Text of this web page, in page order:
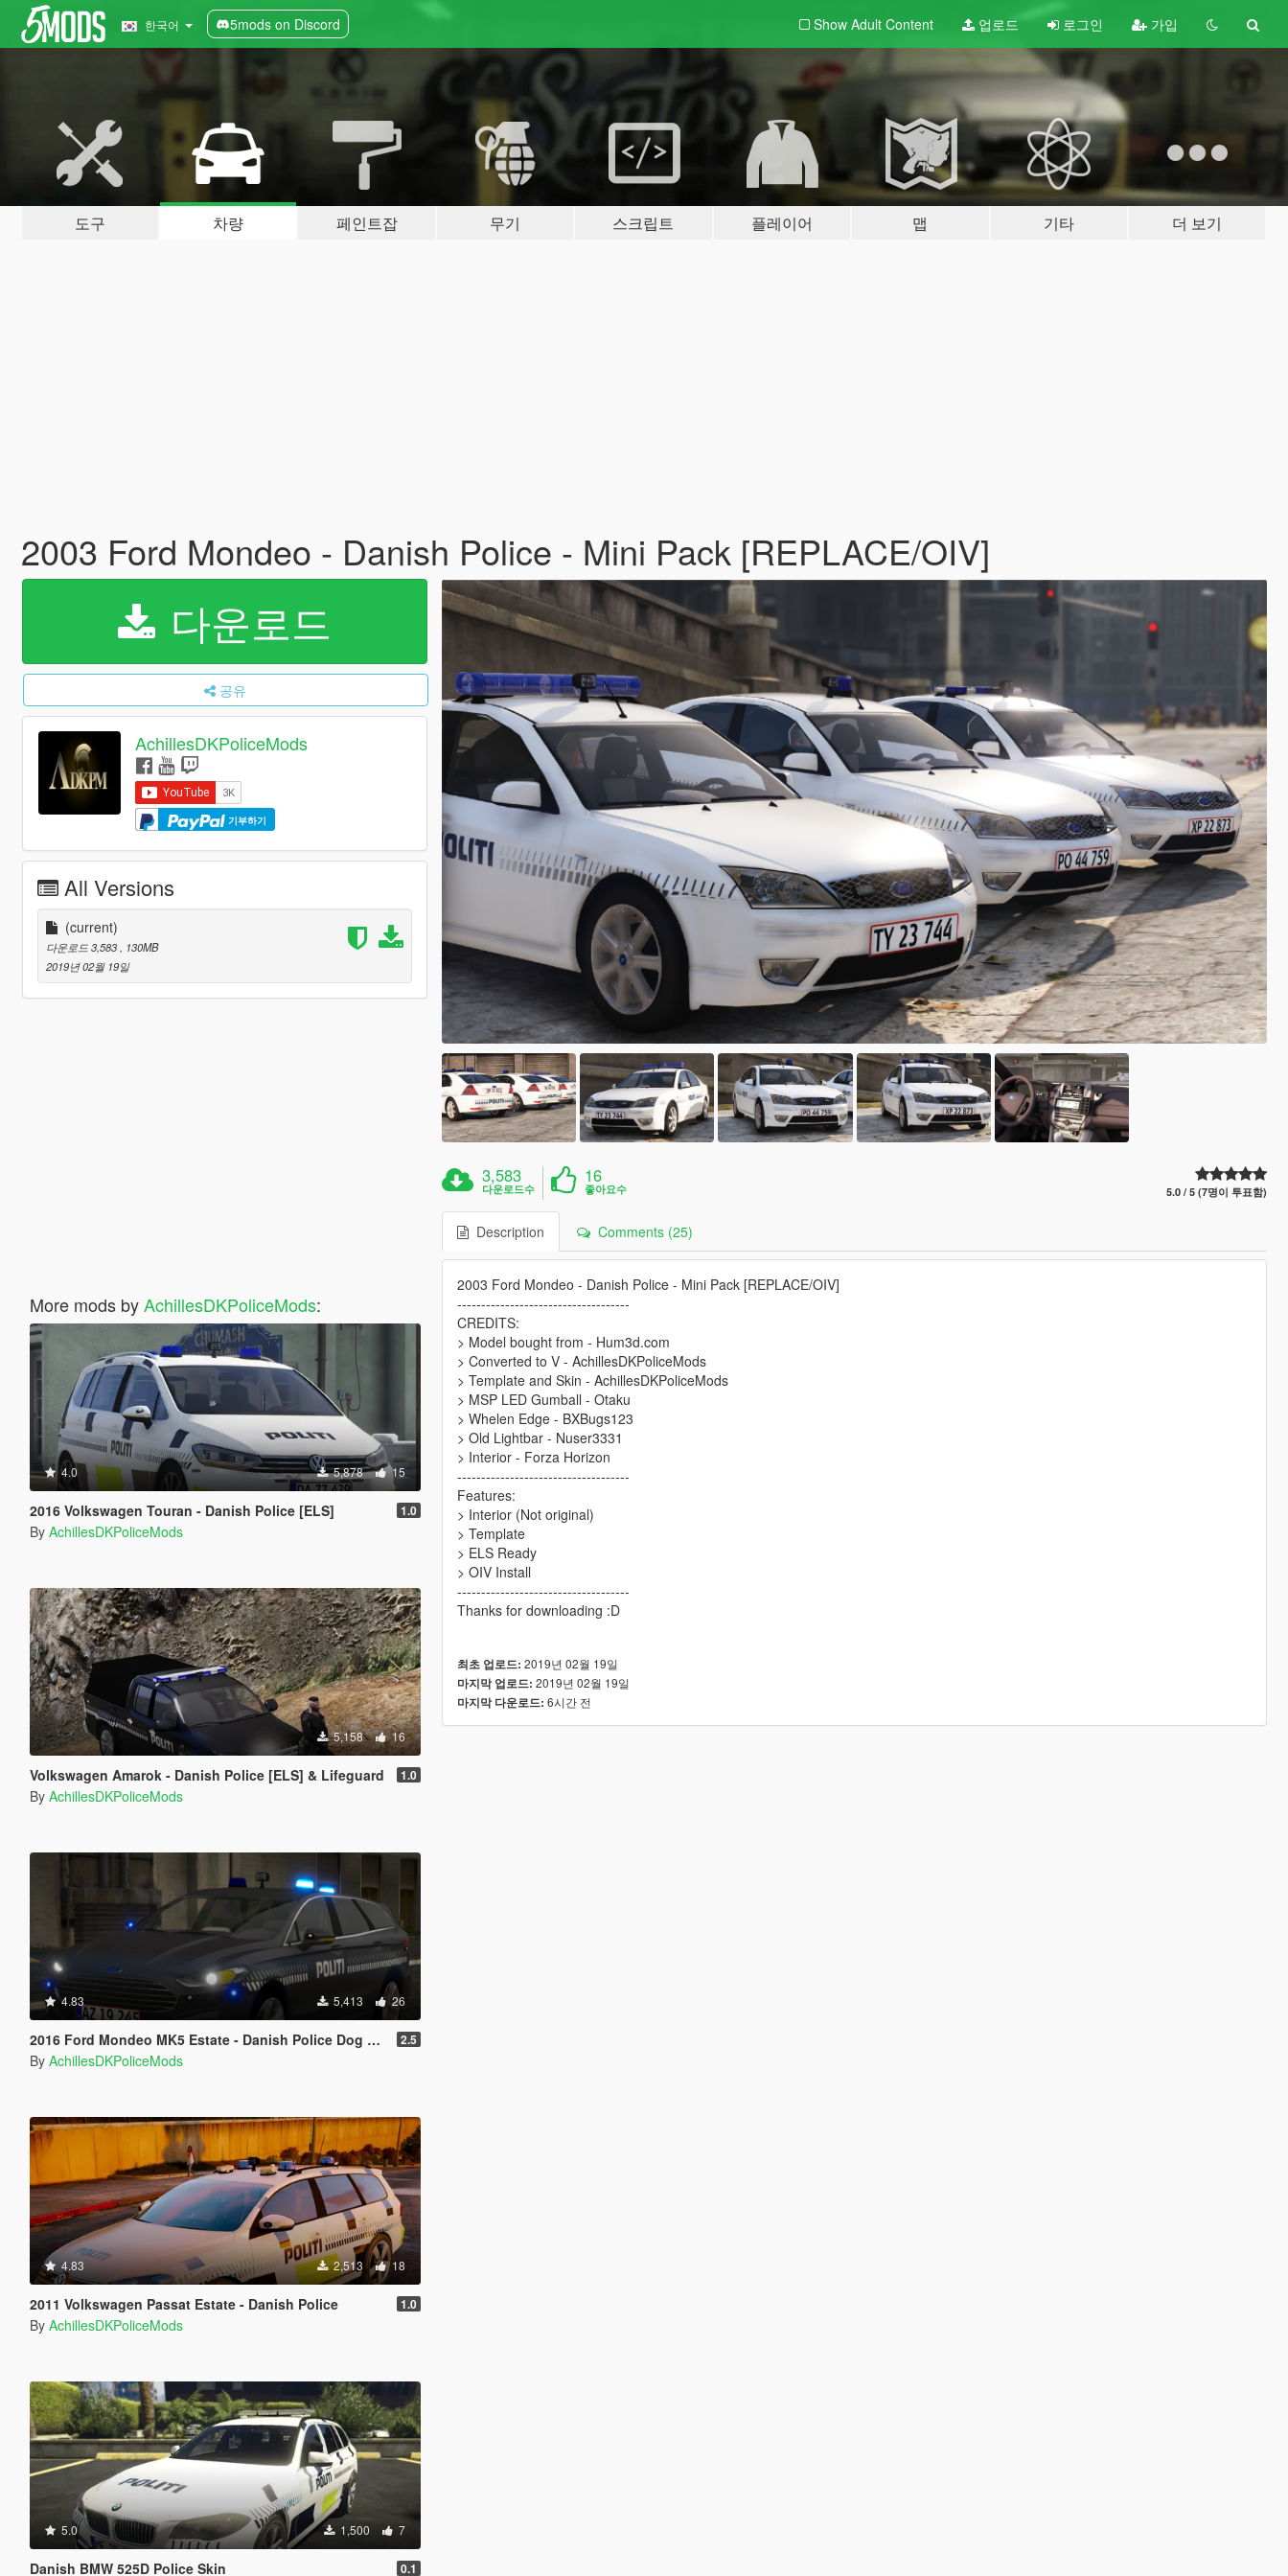
한국어 5mods on Discord Show Adult Content 업로드 로그인 가입
도구 차량 페인트잡 무기 스크립트 플레이어 맵 기타 더 보기
2003 Ford Mondeo - Danish Police - Mini Pack [REPLACE/OIV]
다운로드
공유
AchillesDKPoliceMods
기부하기
All Versions
(current)
다운로드 3,583, 130MB
2019년 02월 19일
More mods byAchillesDKPoliceMods:
4.0 5,878 15
2016 Volkswagen Touran - Danish Police [ELS] 1.0
By AchillesDKPoliceMods
5,158 16
Volkswagen Amarok - Danish Police [ELS] & Lifeguard 1.0
By AchillesDKPoliceMods
4.83 5,413 26
2016 Ford Mondeo MK5 Estate - Danish Police Dog Unit [ELS/REPLACE] 2.5
By AchillesDKPoliceMods
4.83 2,513 18
2011 Volkswagen Passat Estate - Danish Police 1.0
By AchillesDKPoliceMods
5.0 1,500 7
Danish BMW 525D Police Skin 0.1
3,583
다운로드수
16
좋아요수 5.0 / 5 (7명이 투표함)
Description Comments (25)
2003 Ford Mondeo - Danish Police - Mini Pack [REPLACE/OIV]
------------------------------------
CREDITS:
> Model bought from - Hum3d.com
> Converted to V - AchillesDKPoliceMods
> Template and Skin - AchillesDKPoliceMods
> MSP LED Gumball - Otaku
> Whelen Edge - BXBugs123
> Old Lightbar - Nuser3331
> Interior - Forza Horizon
------------------------------------
Features:
> Interior (Not original)
> Template
> ELS Ready
> OIV Install
------------------------------------
Thanks for downloading :D
최초 업로드: 2019년 02월 19일
마지막 업로드: 2019년 02월 19일
마지막 다운로드: 6시간 전